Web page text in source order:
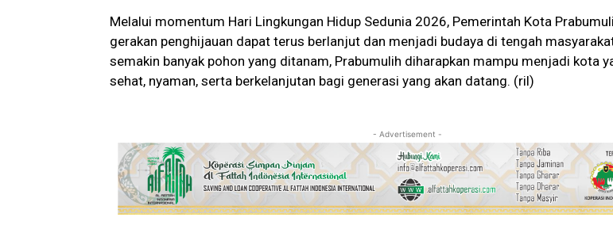
Melalui momentum Hari Lingkungan Hidup Sedunia 2026, Pemerintah Kota
gerakan penghijauan dapat terus berlanjut dan menjadi budaya di tengah
semakin banyak pohon yang ditanam, Prabumulih diharapkan mampu menjadi kota
sehat, nyaman, serta berkelanjutan bagi generasi yang akan datang. (ril)
- Advertisement -